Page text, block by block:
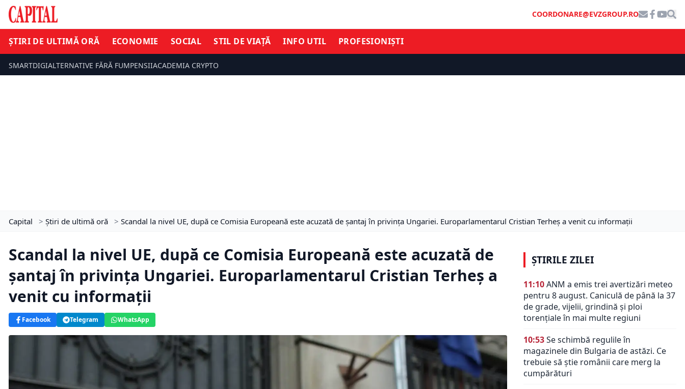
COORDONARE@EVZGROUP.RO
ȘTIRI DE ULTIMĂ ORĂ ECONOMIE SOCIAL STIL DE VIAȚĂ INFO UTIL PROFESIONIȘTI
SMARTDIGIALTERNATIVE FĂRĂ FUMPENSIIACADEMIA CRYPTO
Capital > Știri de ultimă oră > Scandal la nivel UE, după ce Comisia Europeană este acuzată de șantaj în privința Ungariei. Europarlamentarul Cristian Terheș a venit cu informații
Scandal la nivel UE, după ce Comisia Europeană este acuzată de
șantaj în privința Ungariei. Europarlamentarul Cristian Terheș a
venit cu informații
Facebook Telegram WhatsApp
ȘTIRILE ZILEI
11:10ANM a emis trei avertizări meteo
pentru 8 august. Caniculă de până la 37
de grade, vijelii, grindină și ploi
torențiale în mai multe regiuni
10:53Se schimbă regulile în
magazinele din Bulgaria de astăzi. Ce
trebuie să știe românii care merg la
cumpărături